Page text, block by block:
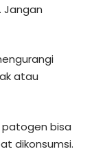
Jangan
atau
patogen bisa
dikonsumsi.